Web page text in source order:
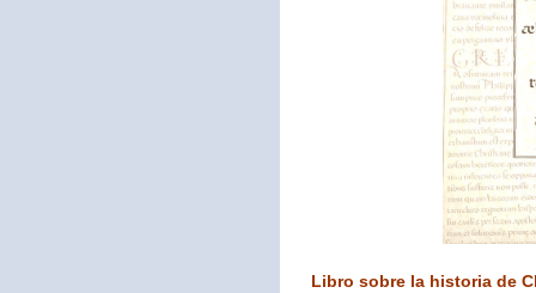
Libro sobre la historia de